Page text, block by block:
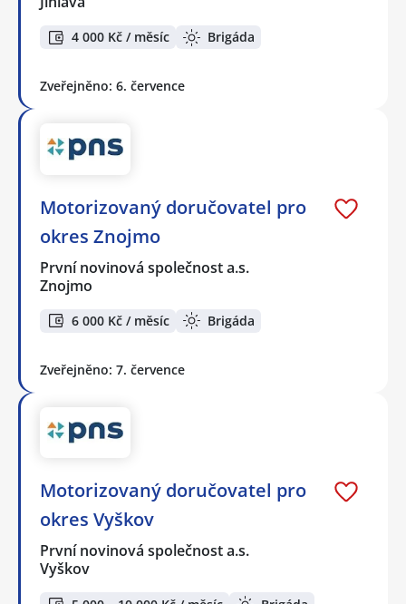
4 000 Kč / měsíc Brigáda
Zveřejněno: 6. července
Motorizovaný doručovatel pro
okres Znojmo
První novinová společnost a.s.
Znojmo
6 000 Kč / měsíc Brigáda
Zveřejněno: 7. července
Motorizovaný doručovatel pro
okres Vyškov
První novinová společnost a.s.
Vyškov